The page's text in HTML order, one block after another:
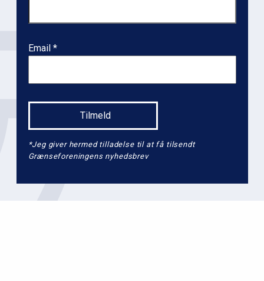
Email
*Jeg giver hermed tilladelse til at få tilsendt
Grænseforeningens nyhedsbrev